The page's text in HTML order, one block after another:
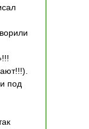
под